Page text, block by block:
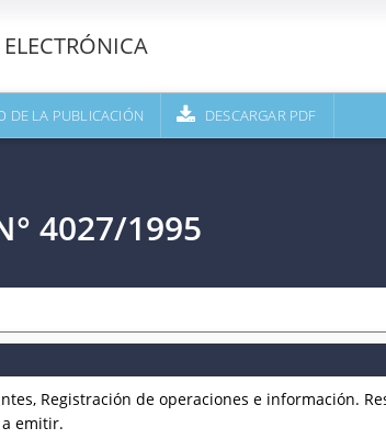
DE LA PUBLICACIÓN DESCARGAR PDF
4027/1995
Registración de operaciones e información.
emitir.